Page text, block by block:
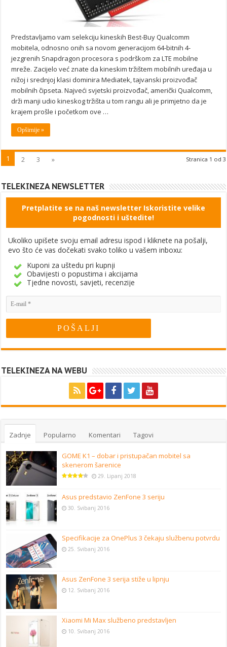
Predstavljamo vam selekciju kineskih Best-Buy Qualcomm
mobitela, odnosno onih sa novom generacijom 64-bitnih 4-
jezgrenih Snapdragon procesora s podrškom za LTE mobilne
mreže. Zacijelo već znate da kineskim tržištem mobilnih uređaja u
nižoj i srednjoj klasi dominira Mediatek, tajvanski proizvođač
mobilnih čipseta. Najveći svjetski proizvođač, američki Qualcomm,
drži manji udio kineskog tržišta u tom rangu ali je primjetno da je
krajem prošle i početkom ove …
Opširnije »
Stranica 1 od 3
1 2 3 »
TELEKINEZA NEWSLETTER
Pretplatite se na naš newsletter Iskoristite velike
pogodnosti i uštedite!
Ukoliko upišete svoju email adresu ispod i kliknete na pošalji,
evo što će vas dočekati svako toliko u vašem inboxu:
Kuponi za uštedu pri kupnji
Obavijesti o popustima i akcijama
Tjedne novosti, savjeti, recenzije
TELEKINEZA NA WEBU
Zadnje Popularno Komentari Tagovi
GOME K1 – dobar i pristupačan mobitel sa
skenerom šarenice
29. Lipanj 2018
Asus predstavio ZenFone 3 seriju
30. Svibanj 2016
Specifikacije za OnePlus 3 čekaju službenu potvrdu
25. Svibanj 2016
Asus ZenFone 3 serija stiže u lipnju
12. Svibanj 2016
Xiaomi Mi Max službeno predstavljen
10. Svibanj 2016